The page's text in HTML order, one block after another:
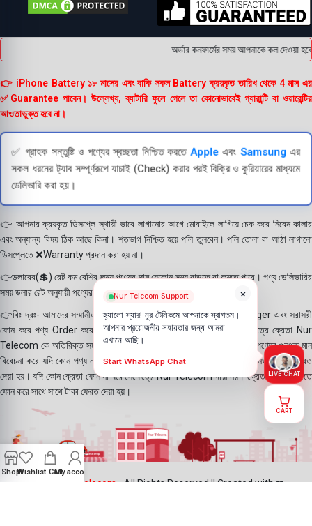
অর্ডার কনফার্মের সময় আপনাকে কল দেওয়া
👉 iPhone Battery ১৮ মাসের এবং বাকি সকল Battery ক্রয়কৃত তারিখ থেকে 4 মাস এর
✅Guarantee পাবেন। উল্লেখ্য, ব্যাটারি ফুলে গেলে তা কোনোভাবেই গ্যারান্টি বা ওয়ারেন্টির
আওতাভুক্ত হবে না।
✅ গ্রাহক সন্তুষ্টি ও পণ্যের স্বচ্ছতা নিশ্চিত করতেApple এবংSamsung এর
সকল ধরনের ট্যাব সম্পূর্ণরূপে যাচাই (Check) করার পরই বিক্রি ও কুরিয়ারের মাধ্যমে
ডেলিভারি করা হয়।
👉 আপনার ক্রয়কৃত ডিসপ্লে স্থায়ী ভাবে লাগানোর আগে মোবাইলে লাগিয়ে চেক করে নিবেন কালার
এবং অন্যান্য বিষয় ঠিক আছে কিনা। শতভাগ নিশ্চিত হয়ে পলি তুলবেন। পলি তোলা বা আঠা লাগানো
ডিসপ্লেতে ❌Warranty প্রদান করা হয় না।
👉ডলারের(💲) রেট কম বেশির জন্য পণ্যের দাম যেকোন সময় বাড়তে বা কমতে পারে। পণ্য ডেলিভারির
সময় ডলার রেট অনুযায়ী পণ্যের দাম নির্ধারণ করা হয়।
👉বিঃ দ্রঃ- আমাদের সম্মানীত ক্রেতাগন Website, Whatsapp, Messenger এবং সরাসরী
ফোন করে পণ্য Order করে থাকে। যদি কোন পণ্য stock এ না থাকে সেক্ষেত্রে ক্রেতা Nur
Telecom কে অতিরিক্ত সময় দিয়েও পণ্যটি নিতে আগ্রহ প্রকাশ করে থাকেন। পণ্যের গুনগত মান
বিবেচনা করে যদি কোন পণ্য না দিতে পারি সেক্ষেত্রে ক্রেতাকে ফোন করে অগ্রিম নেওয়া টাকা ফেরত
দেয়া হয়। যদি কোন ক্রেতা ফোন না ধরে সেক্ষেত্রে Nur Telecom দায়ী নয়। ক্রেতা যদি পরবর্তীতে
ফোন করে সাথে সাথে টাকা ফেরত দেয়া হয়।
Nur Telecom- All Rights Reserved || Created with ❤
ShopWishlist CartMy account
×
Nur Telecom Support
হ্যালো স্যার! নূর টেলিকমে আপনাকে স্বাগতম।
আপনার প্রয়োজনীয় সহায়তার জন্য আমরা
এখানে আছি।
Start WhatsApp Chat
LIVE CHAT
CART